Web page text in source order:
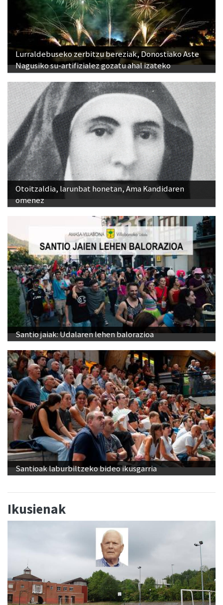
Lurraldebuseko zerbitzu bereziak, Donostiako Aste
Nagusiko su-artifizialez gozatu ahal izateko
Otoitzaldia, larunbat honetan, Ama Kandidaren
omenez
Santio jaiak: Udalaren lehen balorazioa
Santioak laburbiltzeko bideo ikusgarria
Ikusienak